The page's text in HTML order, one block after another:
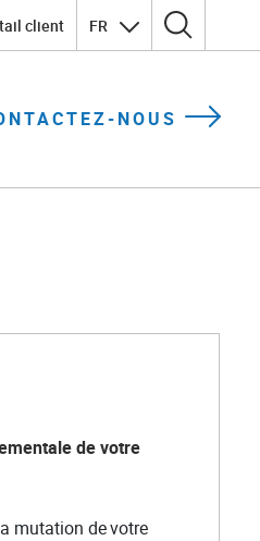
client FR Rechercher :
NOUS
de votre
mutation de votre